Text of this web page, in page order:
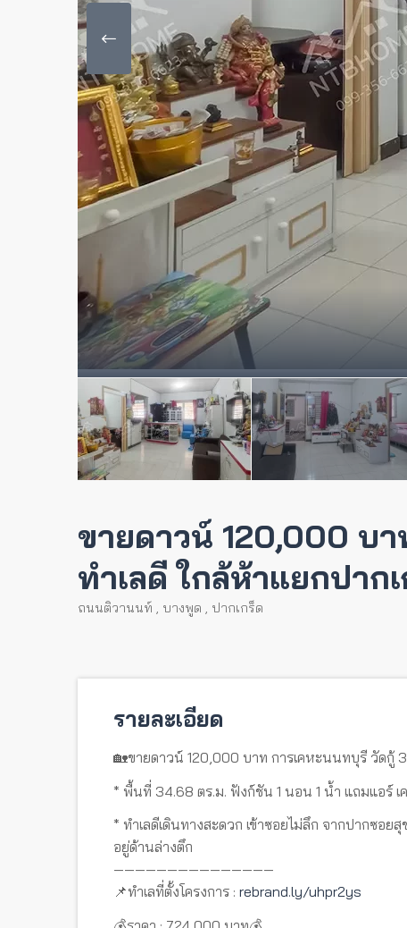
ขายดาวน์ 120,000 บา
ทำเลดี ใกล้ห้าแยกปาก
ถนนติวานนท์ , บางพูด , ปากเกร็ด
รายละเอียด
🏡ขายดาวน์ 120,000 บาท การเคหะนนทบุรี วัดกู้
* พื้นที่ 34.68 ตร.ม. ฟังก์ชัน 1 นอน 1 น้ำ แถมแอร์ เ
* ทำเลดีเดินทางสะดวก เข้าซอยไม่ลึก จากปากซอ
อยู่ด้านล่างตึก
———————————————
📌ทำเลที่ตั้งโครงการ : rebrand.ly/uhpr2ys